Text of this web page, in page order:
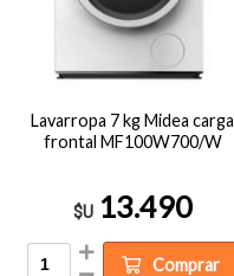
Lavarropa 7 kg Midea carga
frontal MF100W700/W
$U 13.490
Comprar